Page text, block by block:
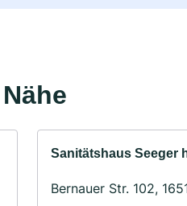
Sanitätshaus Seeger
Bernauer Str. 102,